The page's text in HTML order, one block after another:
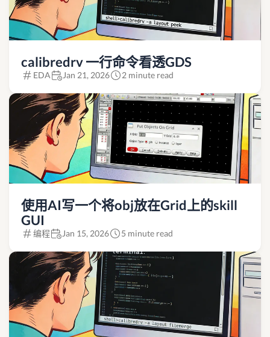
calibredrv 一行命令看透GDS
EDA Jan 21, 2026 2 minute read
使用AI写一个将obj放在Grid上的skill
GUI
编程 Jan 15, 2026 5 minute read